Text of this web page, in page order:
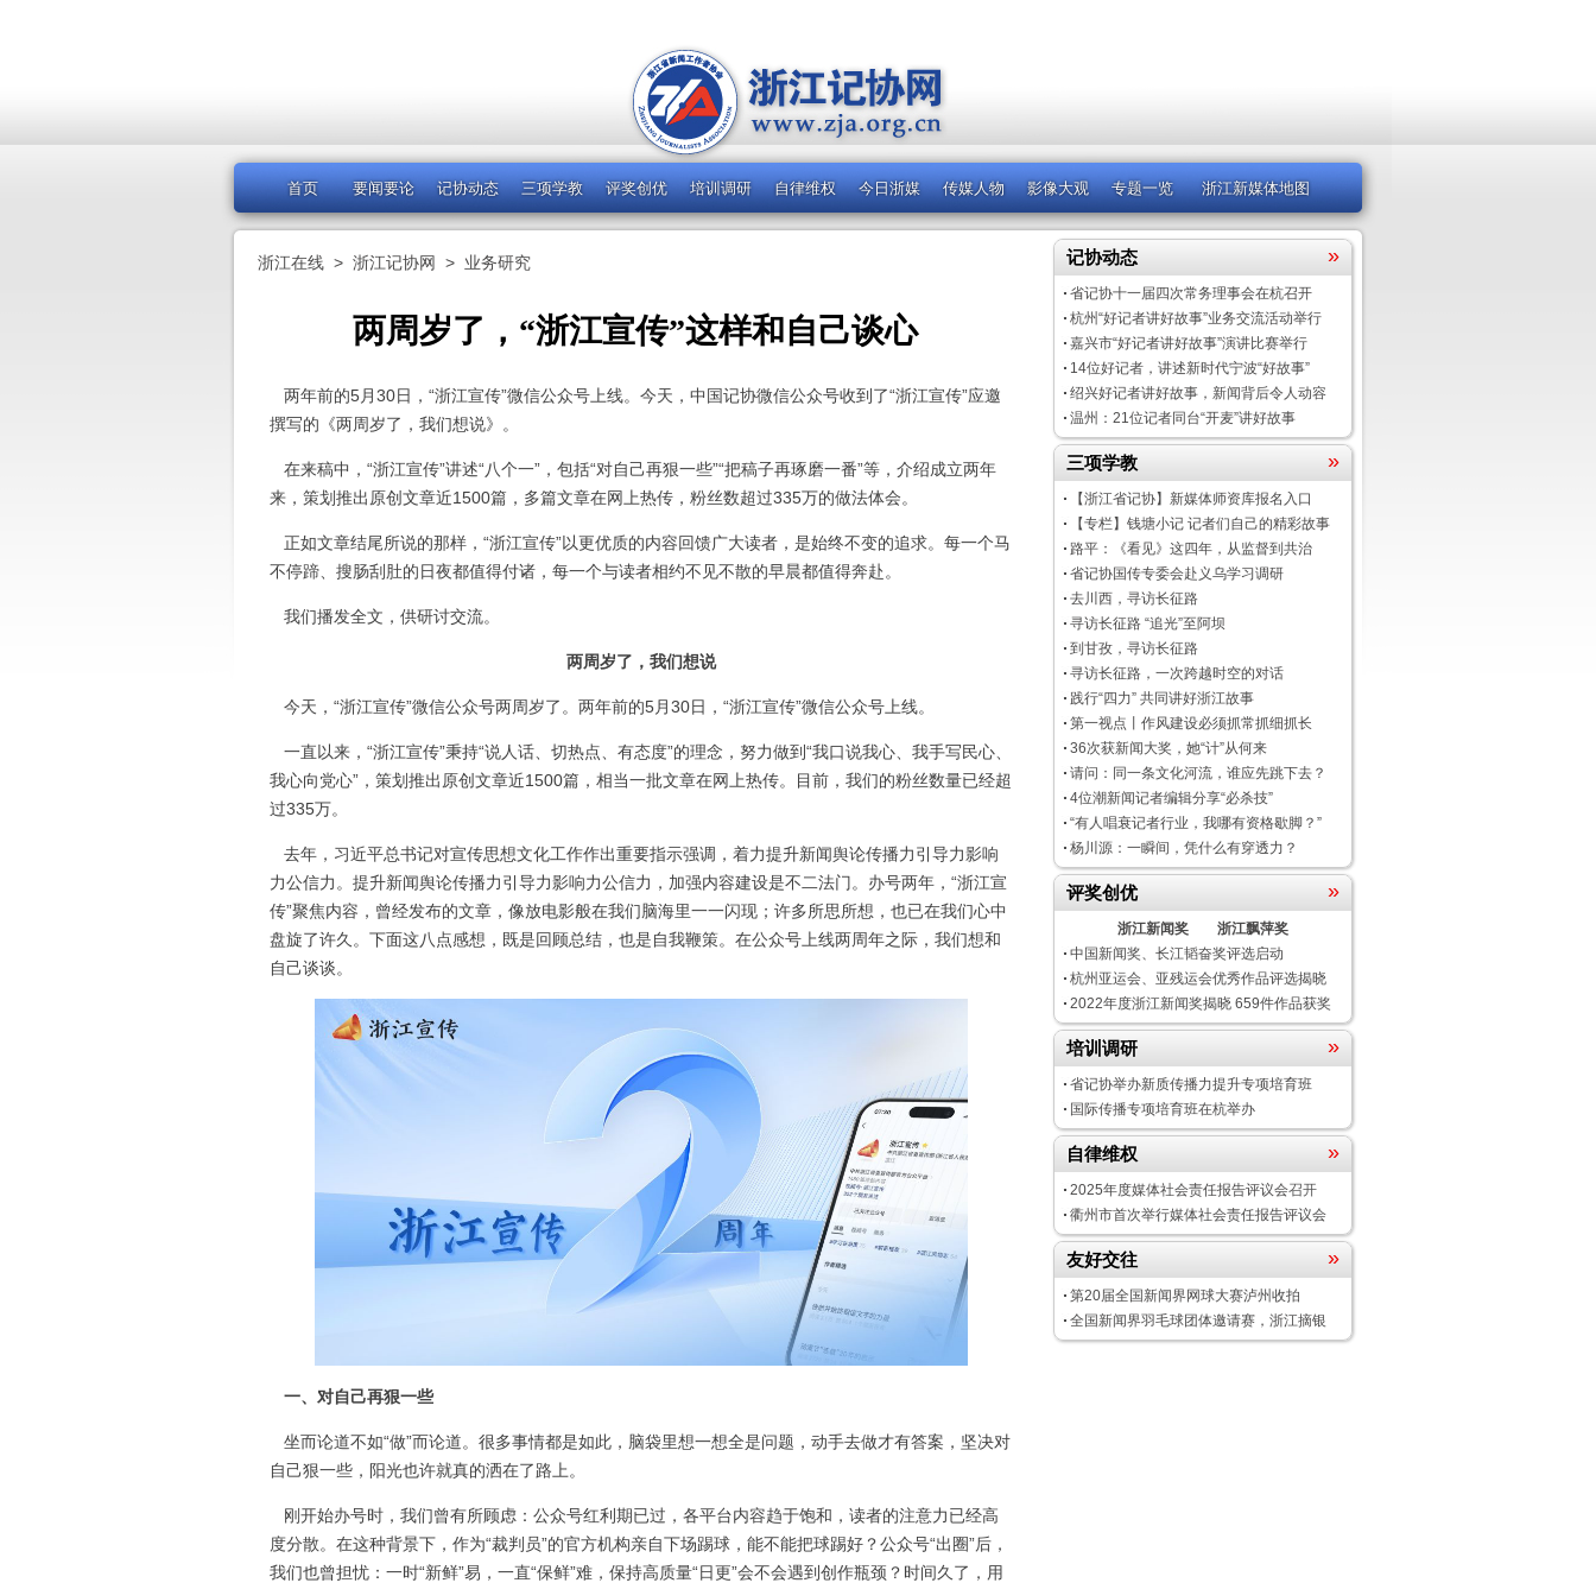
首页 要闻要论 记协动态 三项学教 评奖创优 培训调研 自律维权 今日浙媒 传媒人物 影像大观 专题一览 浙江新媒体地图
浙江在线 > 浙江记协网 > 业务研究
两周岁了，“浙江宣传”这样和自己谈心
两年前的5月30日，“浙江宣传”微信公众号上线。今天，中国记协微信公众号收到了“浙江宣传”应邀
撰写的《两周岁了，我们想说》。
在来稿中，“浙江宣传”讲述“八个一”，包括“对自己再狠一些”“把稿子再琢磨一番”等，介绍成立两年
来，策划推出原创文章近1500篇，多篇文章在网上热传，粉丝数超过335万的做法体会。
正如文章结尾所说的那样，“浙江宣传”以更优质的内容回馈广大读者，是始终不变的追求。每一个马
不停蹄、搜肠刮肚的日夜都值得付诸，每一个与读者相约不见不散的早晨都值得奔赴。
我们播发全文，供研讨交流。
两周岁了，我们想说
今天，“浙江宣传”微信公众号两周岁了。两年前的5月30日，“浙江宣传”微信公众号上线。
一直以来，“浙江宣传”秉持“说人话、切热点、有态度”的理念，努力做到“我口说我心、我手写民心、
我心向党心”，策划推出原创文章近1500篇，相当一批文章在网上热传。目前，我们的粉丝数量已经超
过335万。
去年，习近平总书记对宣传思想文化工作作出重要指示强调，着力提升新闻舆论传播力引导力影响
力公信力。提升新闻舆论传播力引导力影响力公信力，加强内容建设是不二法门。办号两年，“浙江宣
传”聚焦内容，曾经发布的文章，像放电影般在我们脑海里一一闪现；许多所思所想，也已在我们心中
盘旋了许久。下面这八点感想，既是回顾总结，也是自我鞭策。在公众号上线两周年之际，我们想和
自己谈谈。
一、对自己再狠一些
坐而论道不如“做”而论道。很多事情都是如此，脑袋里想一想全是问题，动手去做才有答案，坚决对
自己狠一些，阳光也许就真的洒在了路上。
刚开始办号时，我们曾有所顾虑：公众号红利期已过，各平台内容趋于饱和，读者的注意力已经高
度分散。在这种背景下，作为“裁判员”的官方机构亲自下场踢球，能不能把球踢好？公众号“出圈”后，
我们也曾担忧：一时“新鲜”易，一直“保鲜”难，保持高质量“日更”会不会遇到创作瓶颈？时间久了，用
记协动态 »
省记协十一届四次常务理事会在杭召开
杭州“好记者讲好故事”业务交流活动举行
嘉兴市“好记者讲好故事”演讲比赛举行
14位好记者，讲述新时代宁波“好故事”
绍兴好记者讲好故事，新闻背后令人动容
温州：21位记者同台“开麦”讲好故事
三项学教 »
【浙江省记协】新媒体师资库报名入口
【专栏】钱塘小记 记者们自己的精彩故事
路平：《看见》这四年，从监督到共治
省记协国传专委会赴义乌学习调研
去川西，寻访长征路
寻访长征路 “追光”至阿坝
到甘孜，寻访长征路
寻访长征路，一次跨越时空的对话
践行“四力” 共同讲好浙江故事
第一视点丨作风建设必须抓常抓细抓长
36次获新闻大奖，她“计”从何来
请问：同一条文化河流，谁应先跳下去？
4位潮新闻记者编辑分享“必杀技”
“有人唱衰记者行业，我哪有资格歇脚？”
杨川源：一瞬间，凭什么有穿透力？
评奖创优 »
浙江新闻奖
浙江飘萍奖
中国新闻奖、长江韬奋奖评选启动
杭州亚运会、亚残运会优秀作品评选揭晓
2022年度浙江新闻奖揭晓 659件作品获奖
培训调研 »
省记协举办新质传播力提升专项培育班
国际传播专项培育班在杭举办
自律维权 »
2025年度媒体社会责任报告评议会召开
衢州市首次举行媒体社会责任报告评议会
友好交往 »
第20届全国新闻界网球大赛泸州收拍
全国新闻界羽毛球团体邀请赛，浙江摘银